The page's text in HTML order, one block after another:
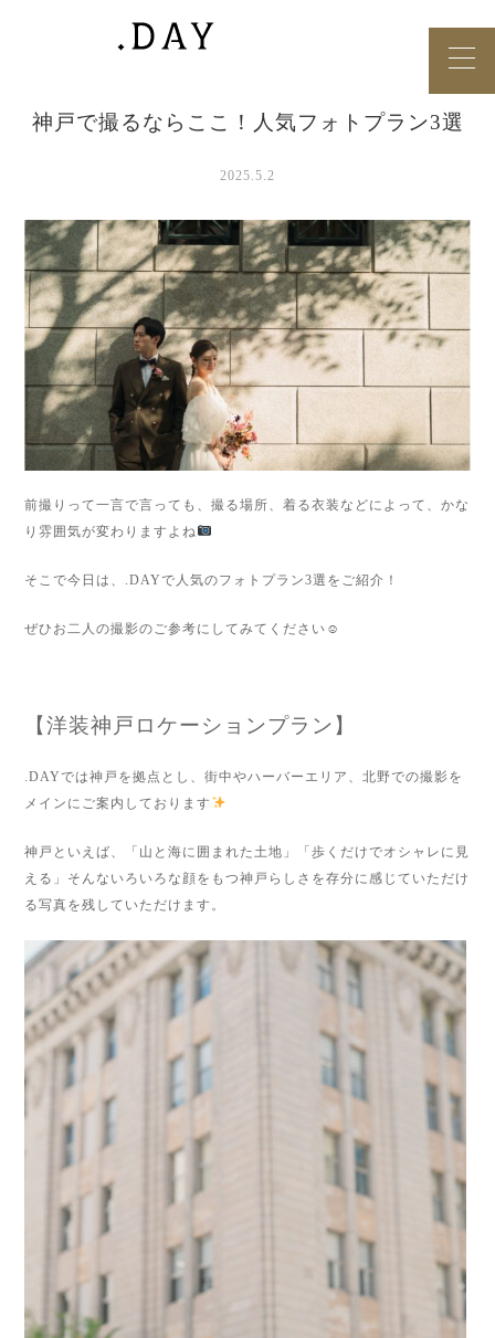
神戸で撮るならここ！人気フォトプラン3選
2025.5.2
前撮りって一言で言っても、撮る場所、着る衣装などによって、かな
り雰囲気が変わりますよね
そこで今日は、.DAYで人気のフォトプラン3選をご紹介！
ぜひお二人の撮影のご参考にしてみてください☺
【洋装神戸ロケーションプラン】
.DAYでは神戸を拠点とし、街中やハーバーエリア、北野での撮影を
メインにご案内しております
神戸といえば、「山と海に囲まれた土地」「歩くだけでオシャレに見
える」そんないろいろな顔をもつ神戸らしさを存分に感じていただけ
る写真を残していただけます。